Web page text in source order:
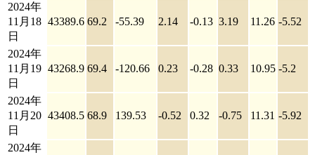
2024年
11月18
日
43389.6 69.2 -55.39 2.14 -0.13 3.19 11.26 -5.52
2024年
11月19
日
43268.9 69.4 -120.66 0.23 -0.28 0.33 10.95 -5.2
2024年
11月20
日
43408.5 68.9 139.53 -0.52 0.32 -0.75 11.31 -5.92
2024年